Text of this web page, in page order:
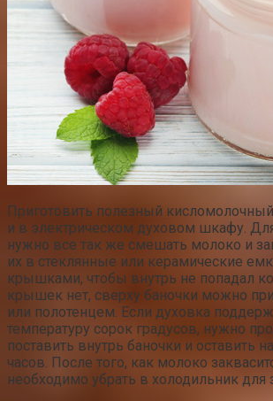
Приготовить полезный
и в электрическом духовом шкафу. Для
нужно все так же смешать молоко и
их в стеклянные или керамические
крышками, чтобы внутрь не попадал
крышек нет, сверху баночки можно
или полотенцем. Если духовка
температуру сорок градусов, нужно
поставить внутрь баночки и оставить
часов. После того, как молоко
необходимо убрать в холодильник для